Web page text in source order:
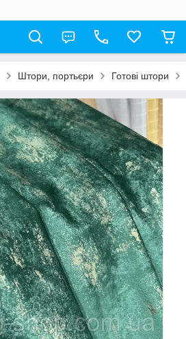
Штори, портьєри Готові штори